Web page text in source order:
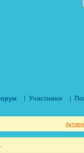
Участники